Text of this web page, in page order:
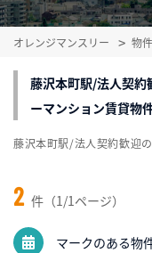
オレンジマンスリー 物
藤沢本町駅/法人契約
ーマンション賃貸物
2 件（1/1ページ）
マークのある物